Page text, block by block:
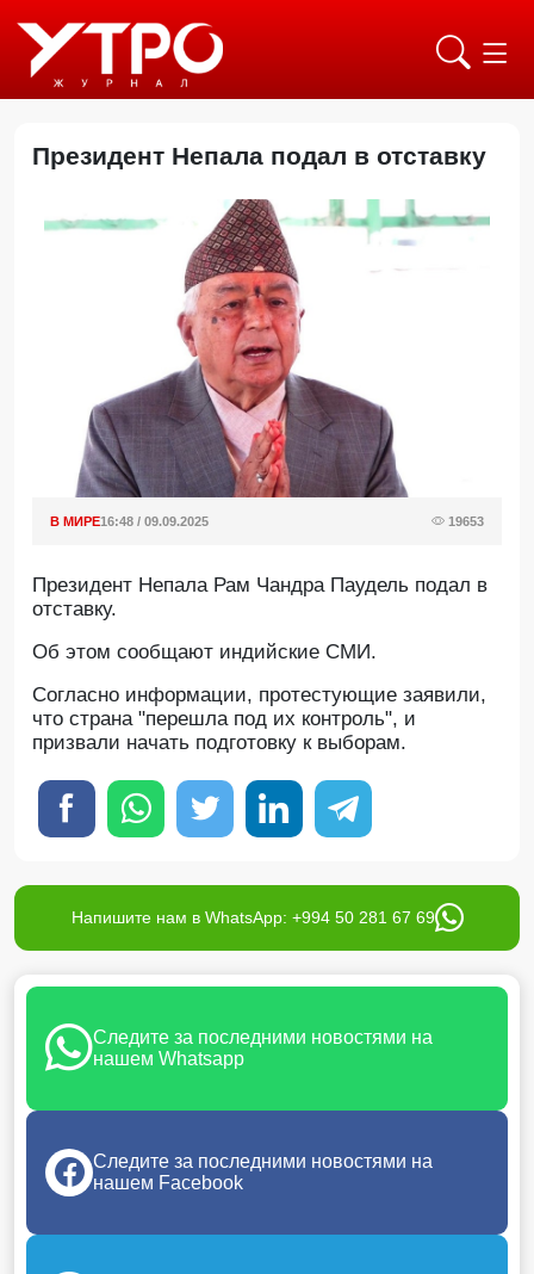
Президент Непала подал в отставку
В МИРЕ16:48 / 09.09.2025 19653
Президент Непала Рам Чандра Паудель подал в
отставку.
Об этом сообщают индийские СМИ.
Согласно информации, протестующие заявили,
что страна "перешла под их контроль", и
призвали начать подготовку к выборам.
Напишите нам в WhatsApp: +994 50 281 67 69
Следите за последними новостями на
нашем Whatsapp
Следите за последними новостями на
нашем Facebook